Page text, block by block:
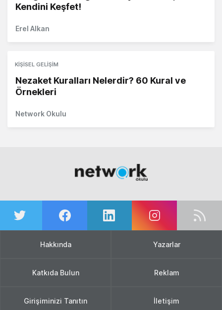
Kendini Keşfet!
Erel Alkan
KIŞISEL GELIŞIM
Nezaket Kuralları Nelerdir? 60 Kural ve
Örnekleri
Network Okulu
Hakkında Yazarlar
Katkıda Bulun Reklam
Girişiminizi Tanıtın İletişim